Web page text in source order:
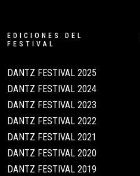
EDICIONES DEL
FESTIVAL
DANTZ FESTIVAL 2025
DANTZ FESTIVAL 2024
DANTZ FESTIVAL 2023
DANTZ FESTIVAL 2022
DANTZ FESTIVAL 2021
DANTZ FESTIVAL 2020
DANTZ FESTIVAL 2019